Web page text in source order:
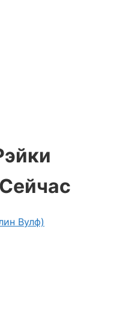
Вулф)